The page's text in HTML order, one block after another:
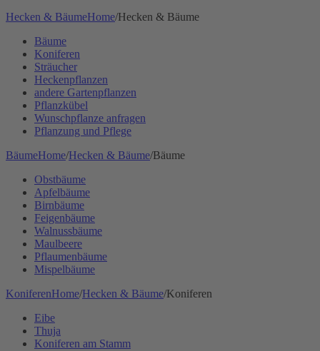
Hecken & BäumeHome/Hecken & Bäume
Bäume
Koniferen
Sträucher
Heckenpflanzen
andere Gartenpflanzen
Pflanzkübel
Wunschpflanze anfragen
Pflanzung und Pflege
BäumeHome/Hecken & Bäume/Bäume
Obstbäume
Apfelbäume
Birnbäume
Feigenbäume
Walnussbäume
Maulbeere
Pflaumenbäume
Mispelbäume
KoniferenHome/Hecken & Bäume/Koniferen
Eibe
Thuja
Koniferen am Stamm